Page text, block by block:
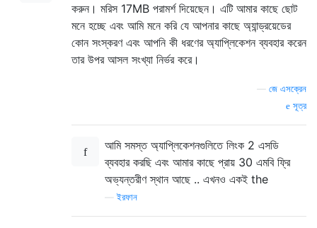
করুন। মরিস 17MB পরামর্শ দিয়েছেন। এটি আমার কাছে ছোট
মনে হচ্ছে এবং আমি মনে করি যে আপনার কাছে অ্যান্ড্রয়েডের
কোন সংস্করণ এবং আপনি কী ধরণের অ্যাপ্লিকেশন ব্যবহার করেন
তার উপর আসল সংখ্যা নির্ভর করে।
জে এসক্রেন
সূত্র
আমি সমস্ত অ্যাপ্লিকেশনগুলিতে লিংক 2 এসডি
ব্যবহার করছি এবং আমার কাছে প্রায় 30 এমবি ফ্রি
অভ্যন্তরীণ স্থান আছে .. এখনও একই the
—ইরফান